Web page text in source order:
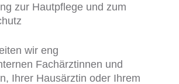
zur Hautpflege und zum
wir eng
Fachärztinnen und
Ihrer Hausärztin oder Ihrem